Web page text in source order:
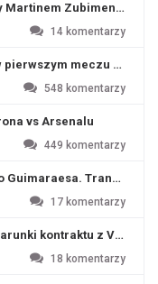
Zubimendim
14 komentarzy
pierwszym meczu
548 komentarzy
vs Arsenalu
449 komentarzy
Guimaraesa. Transfer
17 komentarzy
kontraktu z
18 komentarzy